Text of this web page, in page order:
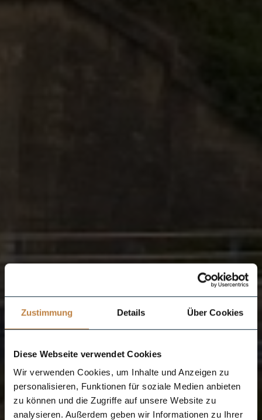
Zustimmung Details Über Cookies
Diese Webseite verwendet Cookies
Wir verwenden Cookies, um Inhalte und Anzeigen zu
personalisieren, Funktionen für soziale Medien anbieten
zu können und die Zugriffe auf unsere Website zu
analysieren. Außerdem geben wir Informationen zu Ihrer